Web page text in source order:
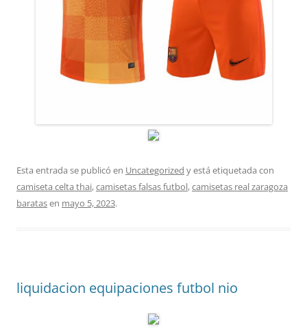
Esta entrada se publicó en Uncategorized y está etiquetada con
camiseta celta thai,camisetas falsas futbol,camisetas real zaragoza
baratasen mayo 5, 2023.
liquidacion equipaciones futbol nio